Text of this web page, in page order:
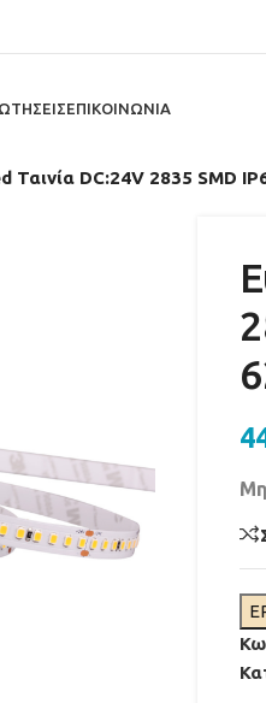
ΕΠΙΚΟΙΝΩΝΙΑ
Ταινία DC:24V 2835 SMD